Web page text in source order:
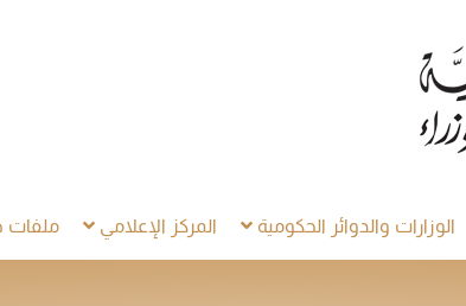
الوزارات والدوائر الحكومية المركز الإعلامي ملفات